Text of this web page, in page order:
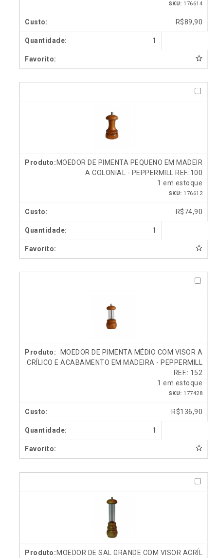
SKU: 176614
R$89,90
1
MOEDOR DE PIMENTA PEQUENO EM MADEIR
A COLONIAL - PEPPERMILL REF.:100
1 em estoque
SKU: 176612
R$74,90
1
MOEDOR DE PIMENTA MÉDIO COM VISOR A
CRÍLICO E ACABAMENTO EM MADEIRA - PEPPERMILL
REF.: 152
1 em estoque
SKU: 177428
R$136,90
1
MOEDOR DE SAL GRANDE COM VISOR ACRÍL